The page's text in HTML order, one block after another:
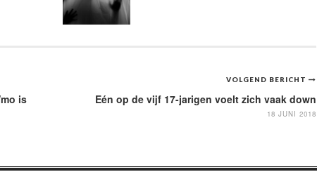
VOLGEND BERICHT
Eén op de vijf 17-jarigen voelt zich vaak down
18 JUNI 2018
is